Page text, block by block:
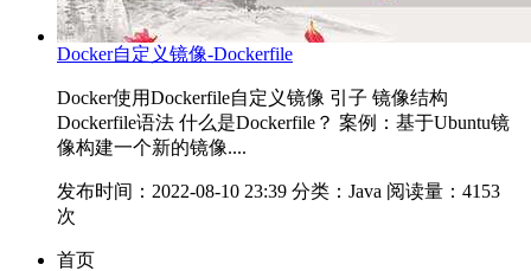
Docker自定义镜像-Dockerfile
Docker使用Dockerfile自定义镜像 引子 镜像结构
Dockerfile语法 什么是Dockerfile？ 案例：基于Ubuntu镜
像构建一个新的镜像....
发布时间：2022-08-10 23:39 分类：Java 阅读量：4153
次
首页